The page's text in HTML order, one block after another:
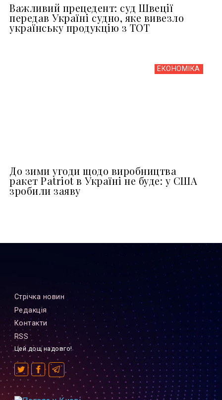
Важливий прецедент: суд Швеції
передав Україні судно, яке вивезло
українську продукцію з ТОТ
ЕКОНОМІКА
До зими угоди щодо виробництва
ракет Patriot в Україні не буде: у США
зробили заяву
Стрiчка новин
Редакцiя
Контакти
RSS
Цей дощ надовго!